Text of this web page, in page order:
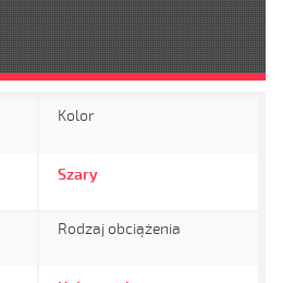
Kolor
Szary
Rodzaj obciążenia